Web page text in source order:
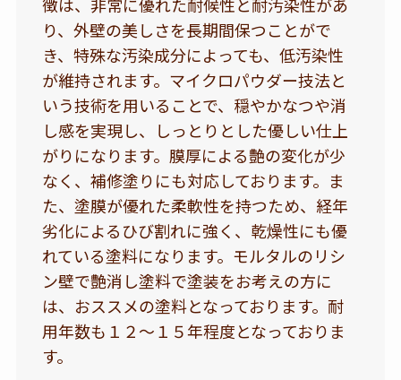
り、外壁の美しさを長期間保つことがで
き、特殊な汚染成分によっても、低汚染性
が維持されます。マイクロパウダー技法と
いう技術を用いることで、穏やかなつや消
し感を実現し、しっとりとした優しい仕上
がりになります。膜厚による艶の変化が少
なく、補修塗りにも対応しております。ま
た、塗膜が優れた柔軟性を持つため、経年
劣化によるひび割れに強く、乾燥性にも優
れている塗料になります。モルタルのリシ
ン壁で艶消し塗料で塗装をお考えの方に
は、おススメの塗料となっております。耐
用年数も１２～１５年程度となっておりま
す。